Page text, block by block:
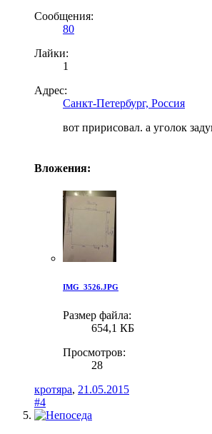
Сообщения:
80
Лайки:
1
Адрес:
Санкт-Петербург, Россия
вот пририсовал. а уголок
Вложения:
IMG_3526.JPG
Размер файла:
654,1 КБ
Просмотров:
28
кротяра, 21.05.2015
#4